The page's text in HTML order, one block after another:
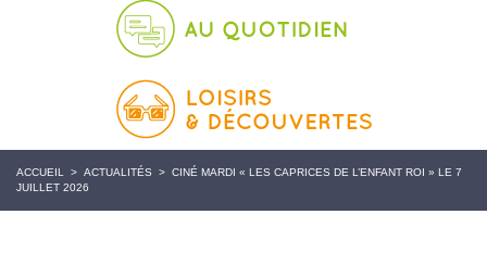
ACCUEIL > ACTUALITÉS > CINÉ MARDI « LES CAPRICES DE L’ENFANT ROI » LE 7
JUILLET 2026